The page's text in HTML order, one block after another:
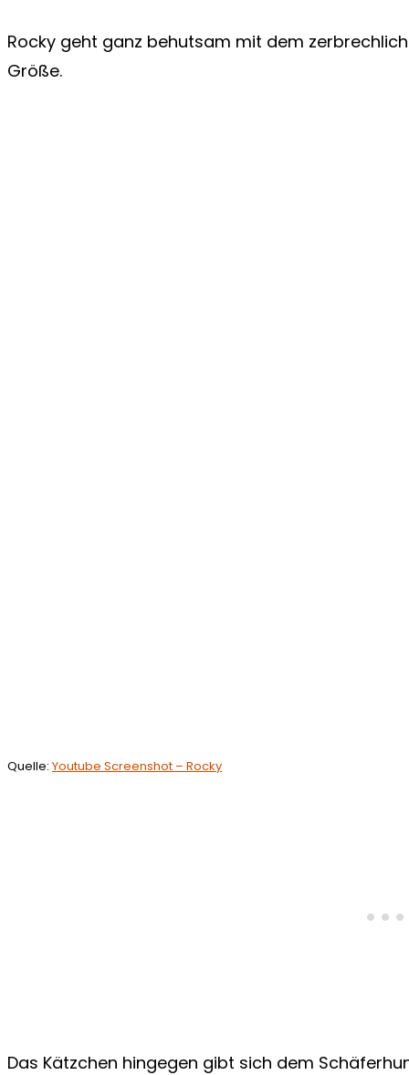
Rocky geht ganz behutsam mit dem
Größe.
Quelle: Youtube Screenshot – Rocky
Das Kätzchen hingegen gibt sich dem